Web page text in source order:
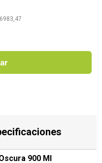
6983,47
900 Ml